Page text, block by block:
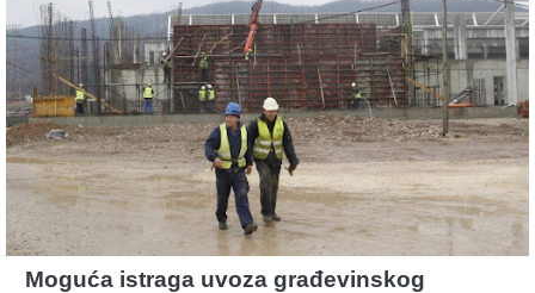
Moguća istraga uvoza građevinskog